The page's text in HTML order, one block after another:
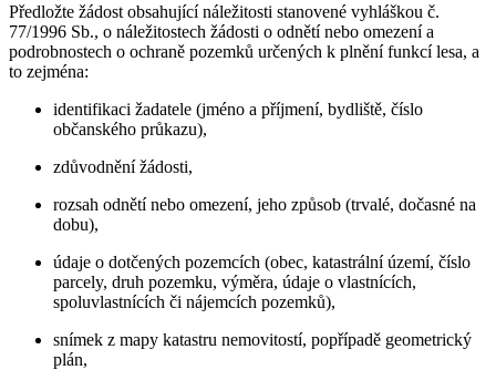
Předložte žádost obsahující náležitosti stanovené vyhláškou č.
77/1996 Sb., o náležitostech žádosti o odnětí nebo omezení a
podrobnostech o ochraně pozemků určených k plnění funkcí lesa, a
to zejména:
identifikaci žadatele (jméno a příjmení, bydliště, číslo
občanského průkazu),
zdůvodnění žádosti,
rozsah odnětí nebo omezení, jeho způsob (trvalé, dočasné na
dobu),
údaje o dotčených pozemcích (obec, katastrální území, číslo
parcely, druh pozemku, výměra, údaje o vlastnících,
spoluvlastnících či nájemcích pozemků),
snímek z mapy katastru nemovitostí, popřípadě geometrický
plán,